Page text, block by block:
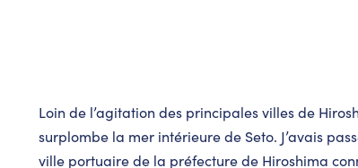
Loin de l’agitation des principales villes de
surplombe la mer intérieure de Seto. J’avais
ville portuaire de la préfecture de Hiroshima